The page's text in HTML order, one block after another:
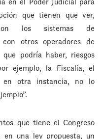
que tienen que ver,
con los sistemas de
otros operadores de
podría haber, riesgos
ejemplo, la Fiscalía, el
en otra instancia, no lo
que tiene el Congreso
una ley propuesta, un